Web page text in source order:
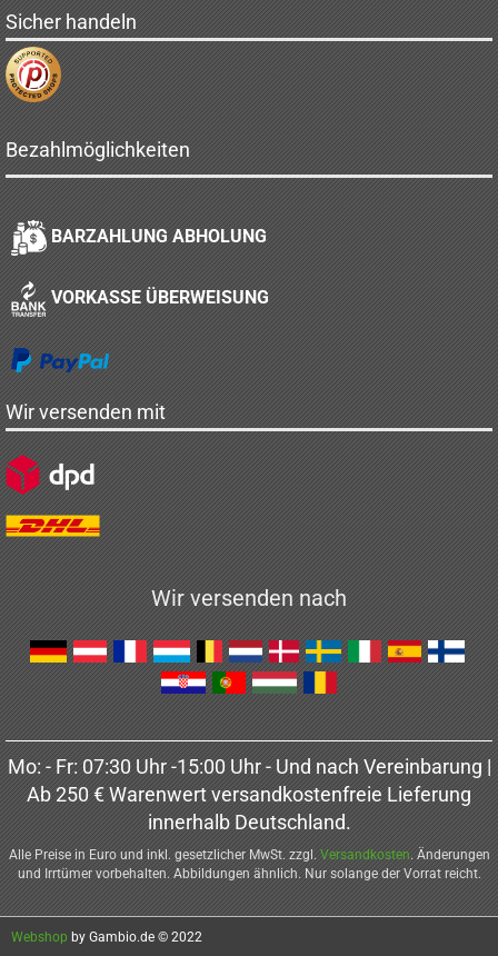
Sicher handeln
Bezahlmöglichkeiten
BARZAHLUNG ABHOLUNG
VORKASSE ÜBERWEISUNG
Wir versenden mit
Wir versenden nach
Mo: - Fr: 07:30 Uhr -15:00 Uhr - Und nach Vereinbarung |
Ab 250 € Warenwert versandkostenfreie Lieferung
innerhalb Deutschland.
Alle Preise in Euro und inkl. gesetzlicher MwSt. zzgl. Versandkosten. Änderungen
und Irrtümer vorbehalten. Abbildungen ähnlich. Nur solange der Vorrat reicht.
Webshop by Gambio.de © 2022